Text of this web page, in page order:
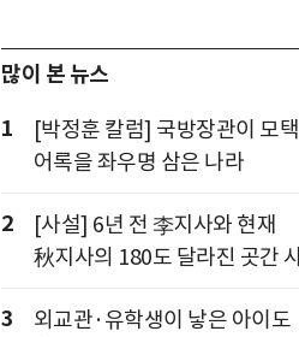
많이 본 뉴스
1
[박정훈 칼럼] 국방장관이 모
어록을 좌우명 삼은 나라
2
[사설] 6년 전 李지사와 현재
秋지사의 180도 달라진 곳간
3
외교관·유학생이 낳은 아이도